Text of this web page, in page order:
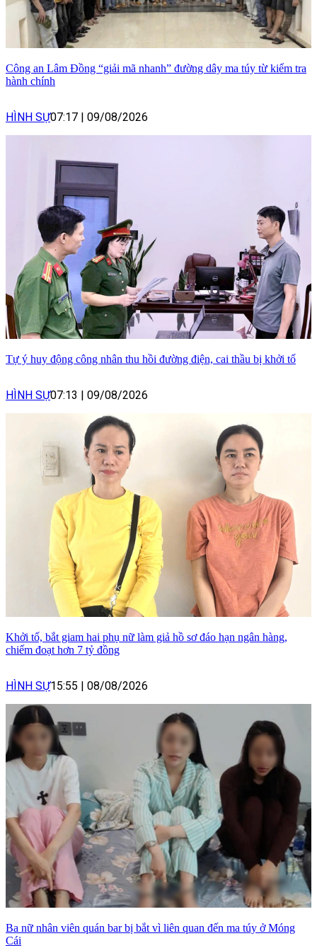
Công an Lâm Đồng “giải mã nhanh” đường dây ma túy từ kiểm tra
hành chính
HÌNH SỰ07:17 | 09/08/2026
Tự ý huy động công nhân thu hồi đường điện, cai thầu bị khởi tố
HÌNH SỰ07:13 | 09/08/2026
Khởi tố, bắt giam hai phụ nữ làm giả hồ sơ đáo hạn ngân hàng,
chiếm đoạt hơn 7 tỷ đồng
HÌNH SỰ15:55 | 08/08/2026
Ba nữ nhân viên quán bar bị bắt vì liên quan đến ma túy ở Móng
Cái